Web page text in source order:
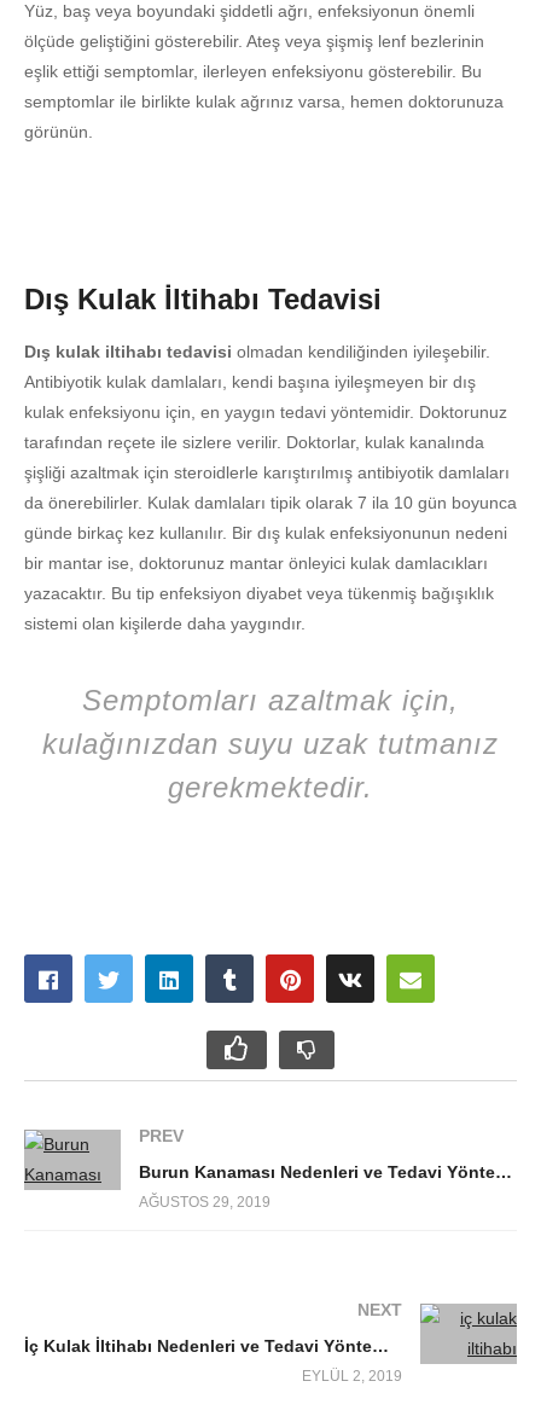
Yüz, baş veya boyundaki şiddetli ağrı, enfeksiyonun önemli
ölçüde geliştiğini gösterebilir. Ateş veya şişmiş lenf bezlerinin
eşlik ettiği semptomlar, ilerleyen enfeksiyonu gösterebilir. Bu
semptomlar ile birlikte kulak ağrınız varsa, hemen doktorunuza
görünün.
Dış Kulak İltihabı Tedavisi
Dış kulak iltihabı tedavisi olmadan kendiliğinden iyileşebilir.
Antibiyotik kulak damlaları, kendi başına iyileşmeyen bir dış
kulak enfeksiyonu için, en yaygın tedavi yöntemidir. Doktorunuz
tarafından reçete ile sizlere verilir. Doktorlar, kulak kanalında
şişliği azaltmak için steroidlerle karıştırılmış antibiyotik damlaları
da önerebilirler. Kulak damlaları tipik olarak 7 ila 10 gün boyunca
günde birkaç kez kullanılır. Bir dış kulak enfeksiyonunun nedeni
bir mantar ise, doktorunuz mantar önleyici kulak damlacıkları
yazacaktır. Bu tip enfeksiyon diyabet veya tükenmiş bağışıklık
sistemi olan kişilerde daha yaygındır.
Semptomları azaltmak için,
kulağınızdan suyu uzak tutmanız
gerekmektedir.
PREV
Burun Kanaması Nedenleri ve Tedavi Yöntemleri
AĞUSTOS 29, 2019
NEXT
İç Kulak İltihabı Nedenleri ve Tedavi Yöntemleri
EYLÜL 2, 2019